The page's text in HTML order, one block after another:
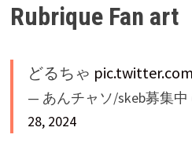
Rubrique Fan art
どるちゃ
— あんチャソ/skeb募集中
28, 2024